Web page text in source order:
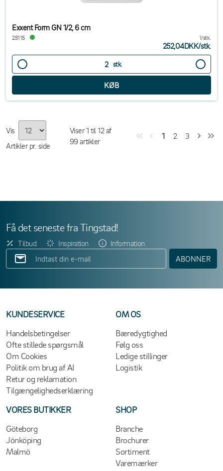
Exxent Form GN 1/2, 6 cm
25115 1/stk.
252,04DKK/stk.
stk.
Vis
Artikler pr. side
Viser1 til12af
99 artikler
1 2 3
Få det seneste fra Tingstad!
Tilbud Inspiration
Information
ABONNER
KUNDESERVICE
Handelsbetingelser
Ofte stillede spørgsmål
Om Cookies
Politik om brug af AI
Retur og reklamation
Tilgængelighedserklæring
OM OS
Bæredygtighed
Følg oss
Ledige stillinger
Logistik
VORES BUTIKKER
Göteborg
Jönköping
Malmö
SHOP
Branche
Brochurer
Sortiment
Varemærker